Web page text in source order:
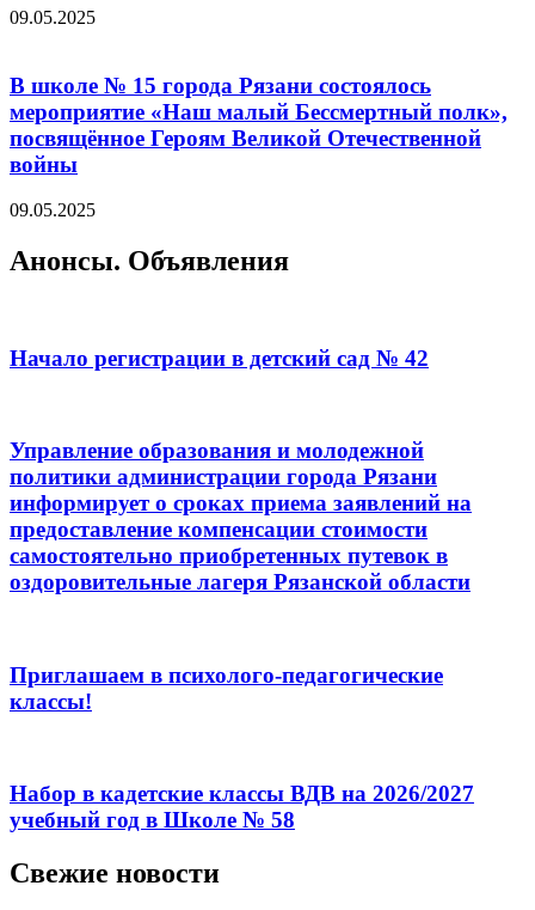
09.05.2025
В школе № 15 города Рязани состоялось
мероприятие «Наш малый Бессмертный полк»,
посвящённое Героям Великой Отечественной
войны
09.05.2025
Анонсы. Объявления
Начало регистрации в детский сад № 42
Управление образования и молодежной
политики администрации города Рязани
информирует о сроках приема заявлений на
предоставление компенсации стоимости
самостоятельно приобретенных путевок в
оздоровительные лагеря Рязанской области
Приглашаем в психолого-педагогические
классы!
Набор в кадетские классы ВДВ на 2026/2027
учебный год в Школе № 58
Свежие новости